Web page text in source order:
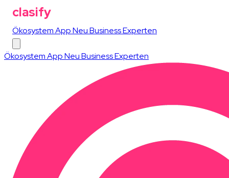
clasify
ÖkosystemAppNeuBusinessExperten
ÖkosystemAppNeuBusinessExperten